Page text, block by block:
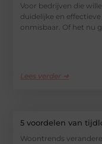
Voor bedrijven die
duidelijke en
onmisbaar. Of het nu
Lees verder ➜
5 voordelen van
Woontrends